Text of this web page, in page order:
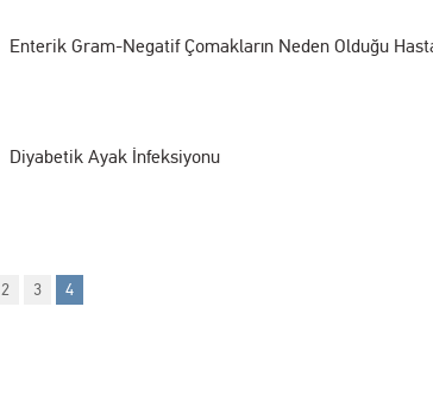
Enterik Gram-Negatif Çomakların Neden Olduğu
Diyabetik Ayak İnfeksiyonu
2 3 4